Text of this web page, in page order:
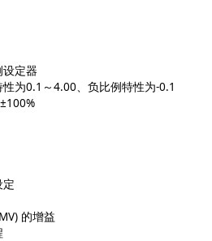
定器
为0.1～4.00、负比例特性为-0.1
的增益